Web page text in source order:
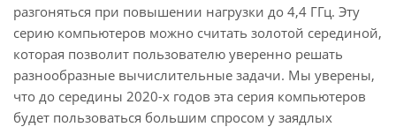
разгоняться при повышении нагрузки до 4,4 ГГц. Эту
серию компьютеров можно считать золотой серединой,
которая позволит пользователю уверенно решать
разнообразные вычислительные задачи. Мы уверены,
что до середины 2020-х годов эта серия компьютеров
будет пользоваться большим спросом у заядлых